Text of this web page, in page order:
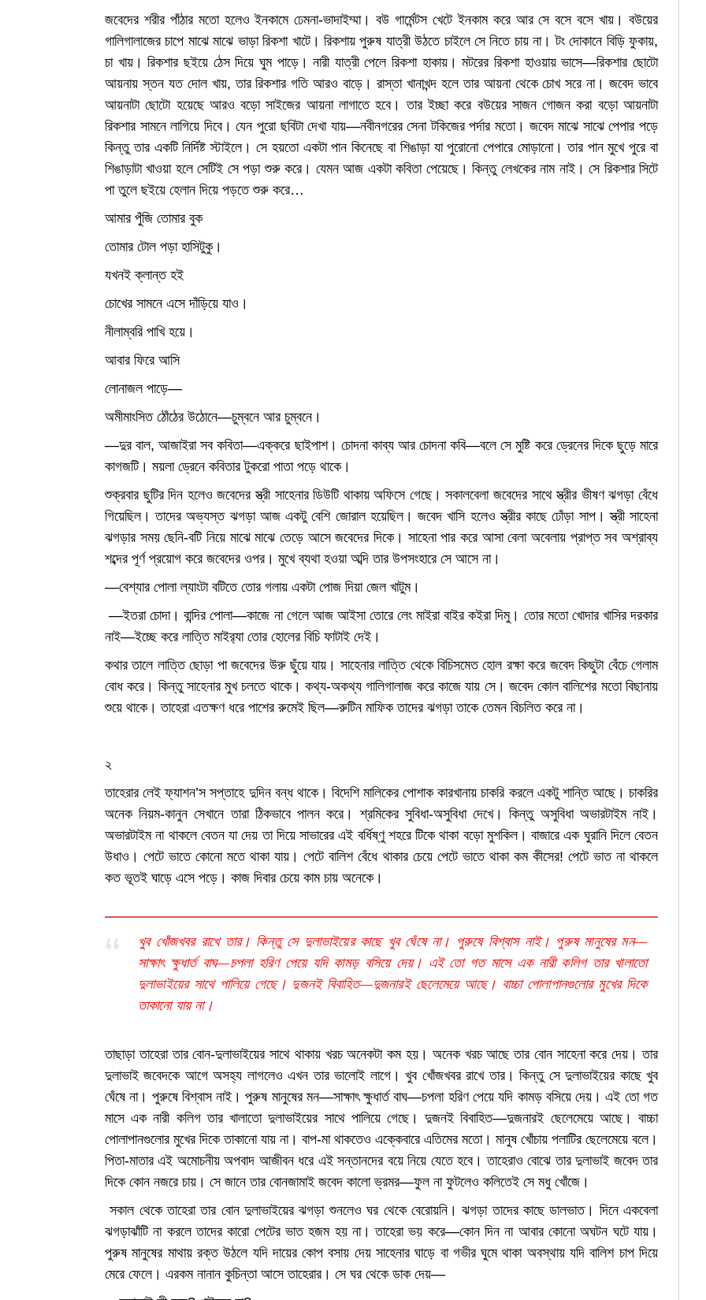
জবেদের শরীর পাঁঠার মতো হলেও ইনকামে ঢেমনা-ভাদাইম্মা। বউ গার্মেন্টস খেটে ইনকাম করে আর সে বসে বসে খায়। বউয়ের
গালিগালাজের চাপে মাঝে মাঝে ভাড়া রিকশা খাটে। রিকশায় পুরুষ যাত্রী উঠতে চাইলে সে নিতে চায় না। টং দোকানে বিড়ি ফুকায়,
চা খায়। রিকশার ছইয়ে ঠেস দিয়ে ঘুম পাড়ে। নারী যাত্রী পেলে রিকশা হাকায়। মটরের রিকশা হাওয়ায় ভাসে—রিকশার ছোটো
আয়নায় স্তন যত দোল খায়, তার রিকশার গতি আরও বাড়ে। রাস্তা খানাখন্দ হলে তার আয়না থেকে চোখ সরে না। জবেদ ভাবে
আয়নাটা ছোটো হয়েছে আরও বড়ো সাইজের আয়না লাগাতে হবে। তার ইচ্ছা করে বউয়ের সাজন গোজন করা বড়ো আয়নাটা
রিকশার সামনে লাগিয়ে দিবে। যেন পুরো ছবিটা দেখা যায়—নবীনগরের সেনা টকিজের পর্দার মতো। জবেদ মাঝে সাঝে পেপার পড়ে
কিন্তু তার একটি নির্দিষ্ট স্টাইলে। সে হয়তো একটা পান কিনেছে বা শিঙাড়া যা পুরোনো পেপারে মোড়ানো। তার পান মুখে পুরে বা
শিঙাড়াটা খাওয়া হলে সেটিই সে পড়া শুরু করে। যেমন আজ একটা কবিতা পেয়েছে। কিন্তু লেখকের নাম নাই। সে রিকশার সিটে
পা তুলে ছইয়ে হেলান দিয়ে পড়তে শুরু করে…
আমার পুঁজি তোমার বুক
তোমার টোল পড়া হাসিটুকু।
যখনই ক্লান্ত হই
চোখের সামনে এসে দাঁড়িয়ে যাও।
নীলাম্বরি পাখি হয়ে।
আবার ফিরে আসি
লোনাজল পাড়ে—
অমীমাংসিত ঠোঁঠের উঠোনে—চুম্বনে আর চুম্বনে।
—দুর বাল, আজাইরা সব কবিতা—এক্করে ছাইপাশ। চোদনা কাব্য আর চোদনা কবি—বলে সে মুষ্টি করে ড্রেনের দিকে ছুড়ে মারে
কাগজটি। ময়লা ড্রেনে কবিতার টুকরো পাতা পড়ে থাকে।
শুক্রবার ছুটির দিন হলেও জবেদের স্ত্রী সাহেনার ডিউটি থাকায় অফিসে গেছে। সকালবেলা জবেদের সাথে স্ত্রীর ভীষণ ঝগড়া বেঁধে
গিয়েছিল। তাদের অভ্যস্ত ঝগড়া আজ একটু বেশি জোরাল হয়েছিল। জবেদ খাসি হলেও স্ত্রীর কাছে ঢোঁড়া সাপ। স্ত্রী সাহেনা
ঝগড়ার সময় ছেনি-বটি নিয়ে মাঝে মাঝে তেড়ে আসে জবেদের দিকে। সাহেনা পার করে আসা বেলা অবেলায় প্রাপ্ত সব অশ্রাব্য
শব্দের পূর্ণ প্রয়োগ করে জবেদের ওপর। মুখে ব্যথা হওয়া অব্দি তার উপসংহারে সে আসে না।
—বেশ্যার পোলা ল্যাংটা বটিতে তোর গলায় একটা পোজ দিয়া জেল খাটুম।
—ইতরা চোদা। বান্দির পোলা—কাজে না গেলে আজ আইসা তোরে লেং মাইরা বাইর কইরা দিমু। তোর মতো খোদার খাসির দরকার
নাই—ইচ্ছে করে লাত্তি মাইর‌্যা তোর হোলের বিচি ফাটাই দেই।
কথার তালে লাত্তি ছোড়া পা জবেদের উরু ছুঁয়ে যায়। সাহেনার লাত্তি থেকে বিচিসমেত হোল রক্ষা করে জবেদ কিছুটা বেঁচে গেলাম
বোধ করে। কিন্তু সাহেনার মুখ চলতে থাকে। কথ্য-অকথ্য গালিগালাজ করে কাজে যায় সে। জবেদ কোল বালিশের মতো বিছানায়
শুয়ে থাকে। তাহেরা এতক্ষণ ধরে পাশের রুমেই ছিল—রুটিন মাফিক তাদের ঝগড়া তাকে তেমন বিচলিত করে না।
২
তাহেরার লেই ফ্যাশন’স সপ্তাহে দুদিন বন্ধ থাকে। বিদেশি মালিকের পোশাক কারখানায় চাকরি করলে একটু শান্তি আছে। চাকরির
অনেক নিয়ম-কানুন সেখানে তারা ঠিকভাবে পালন করে। শ্রমিকের সুবিধা-অসুবিধা দেখে। কিন্তু অসুবিধা অভারটাইম নাই।
অভারটাইম না থাকলে বেতন যা দেয় তা দিয়ে সাভারের এই বর্ধিষ্ণু শহরে টিকে থাকা বড়ো মুশকিল। বাজারে এক ঘুরানি দিলে বেতন
উধাও। পেটে ভাতে কোনো মতে থাকা যায়। পেটে বালিশ বেঁধে থাকার চেয়ে পেটে ভাতে থাকা কম কীসের! পেটে ভাত না থাকলে
কত ভূতই ঘাড়ে এসে পড়ে। কাজ দিবার চেয়ে কাম চায় অনেকে।
খুব খোঁজখবর রাখে তার। কিন্তু সে দুলাভাইয়ের কাছে খুব ঘেঁষে না। পুরুষে বিশ্বাস নাই। পুরুষ মানুষের মন—
সাক্ষাৎ ক্ষুধার্ত বাঘ—চপলা হরিণ পেয়ে যদি কামড় বসিয়ে দেয়। এই তো গত মাসে এক নারী কলিগ তার খালাতো
দুলাভাইয়ের সাথে পালিয়ে গেছে। দুজনই বিবাহিত—দুজনারই ছেলেমেয়ে আছে। বাচ্চা পোলাপানগুলোর মুখের দিকে
তাকানো যায় না।
তাছাড়া তাহেরা তার বোন-দুলাভাইয়ের সাথে থাকায় খরচ অনেকটা কম হয়। অনেক খরচ আছে তার বোন সাহেনা করে দেয়। তার
দুলাভাই জবেদকে আগে অসহ্য লাগলেও এখন তার ভালোই লাগে। খুব খোঁজখবর রাখে তার। কিন্তু সে দুলাভাইয়ের কাছে খুব
ঘেঁষে না। পুরুষে বিশ্বাস নাই। পুরুষ মানুষের মন—সাক্ষাৎ ক্ষুধার্ত বাঘ—চপলা হরিণ পেয়ে যদি কামড় বসিয়ে দেয়। এই তো গত
মাসে এক নারী কলিগ তার খালাতো দুলাভাইয়ের সাথে পালিয়ে গেছে। দুজনই বিবাহিত—দুজনারই ছেলেমেয়ে আছে। বাচ্চা
পোলাপানগুলোর মুখের দিকে তাকানো যায় না। বাপ-মা থাকতেও এক্কেবারে এতিমের মতো। মানুষ খোঁচায় পলাটির ছেলেমেয়ে বলে।
পিতা-মাতার এই অমোচনীয় অপবাদ আজীবন ধরে এই সন্তানদের বয়ে নিয়ে যেতে হবে। তাহেরাও বোঝে তার দুলাভাই জবেদ তার
দিকে কোন নজরে চায়। সে জানে তার বোনজামাই জবেদ কালো ভ্রমর—ফুল না ফুটলেও কলিতেই সে মধু খোঁজে।
সকাল থেকে তাহেরা তার বোন দুলাভাইয়ের ঝগড়া শুনলেও ঘর থেকে বেরোয়নি। ঝগড়া তাদের কাছে ডালভাত। দিনে একবেলা
ঝগড়াঝাঁটি না করলে তাদের কারো পেটের ভাত হজম হয় না। তাহেরা ভয় করে—কোন দিন না আবার কোনো অঘটন ঘটে যায়।
পুরুষ মানুষের মাথায় রক্ত উঠলে যদি দায়ের কোপ বসায় দেয় সাহেনার ঘাড়ে বা গভীর ঘুমে থাকা অবস্থায় যদি বালিশ চাপ দিয়ে
মেরে ফেলে। এরকম নানান কুচিন্তা আসে তাহেরার। সে ঘর থেকে ডাক দেয়—